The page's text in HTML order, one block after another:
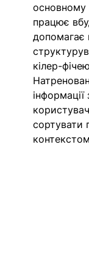
основному
працює
допомагає
кілер-
сортувати